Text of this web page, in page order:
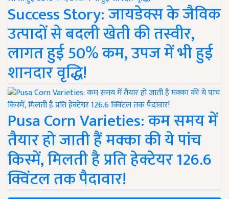
Success Story: जायडेक्स के जैविक
उत्पादों से बदली खेती की तस्वीर,
लागत हुई 50% कम, उपज में भी हुई
शानदार वृद्धि!
Pusa Corn Varieties: कम समय में
तैयार हो जाती हैं मक्का की ये पांच
किस्में, मिलती है प्रति हेक्टेयर 126.6
क्विंटल तक पैदावार!